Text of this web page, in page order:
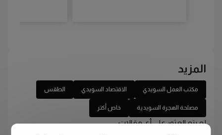
المزيد
مكتب العمل السويدي الاقتصاد السويدي الطقس
مصلحة الهجرة السويدية خاص أكتر
لم يتم العثور على أي مقالات